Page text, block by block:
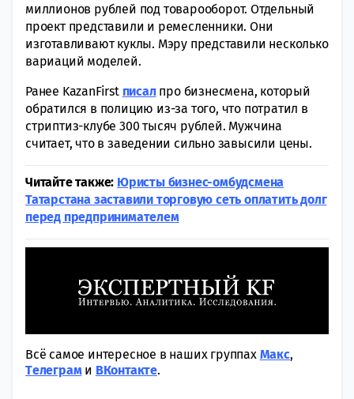
миллионов рублей под товарооборот. Отдельный
проект представили и ремесленники. Они
изготавливают куклы. Мэру представили несколько
вариаций моделей.
Ранее KazanFirst писалпро бизнесмена, который
обратился в полицию из-за того, что потратил в
стриптиз-клубе 300 тысяч рублей. Мужчина
считает, что в заведении сильно завысили цены.
Читайте также: Юристы бизнес-омбудсмена
Татарстана заставили торговую сеть оплатить долг
перед предпринимателем
Всё самое интересное в наших группах Макс,
Tелеграми ВКонтакте.